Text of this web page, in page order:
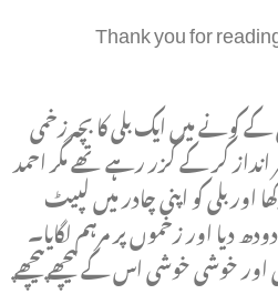
Thank you for
کونے میں ایک بلی کا بچہ زخمی
کر کے گزر رہے تھے مگر احمد
اور بلی کو اپنی چادر میں لپیٹ
دیا اور زخموں پر مرہم لگایا۔
اور خوشی خوشی اس کے پیچھے پیچھے